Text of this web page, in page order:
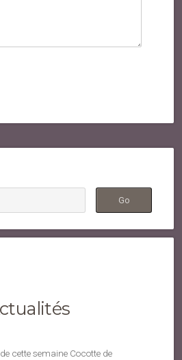
cette semaine Cocotte de